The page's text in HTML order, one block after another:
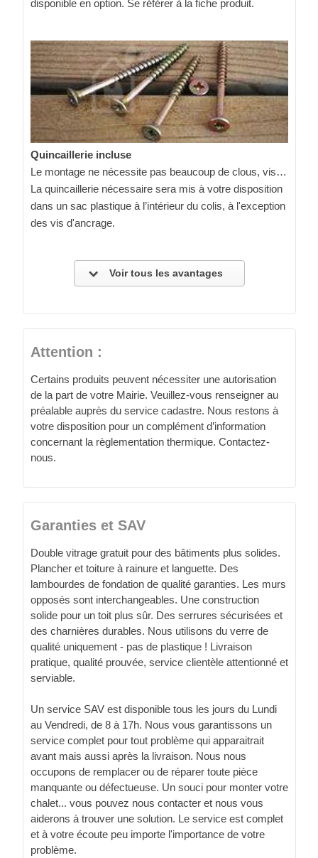
disponible en option. Se référer à la fiche produit.
Quincaillerie incluse
Le montage ne nécessite pas beaucoup de clous, vis…
La quincaillerie nécessaire sera mis à votre disposition
dans un sac plastique à l’intérieur du colis, à l'exception
des vis d'ancrage.
Voir tous les avantages
Attention :
Certains produits peuvent nécessiter une autorisation
de la part de votre Mairie. Veuillez-vous renseigner au
préalable auprès du service cadastre. Nous restons à
votre disposition pour un complément d’information
concernant la règlementation thermique. Contactez-
nous.
Garanties et SAV
Double vitrage gratuit pour des bâtiments plus solides.
Plancher et toiture à rainure et languette. Des
lambourdes de fondation de qualité garanties. Les murs
opposés sont interchangeables. Une construction
solide pour un toit plus sûr. Des serrures sécurisées et
des charnières durables. Nous utilisons du verre de
qualité uniquement - pas de plastique ! Livraison
pratique, qualité prouvée, service clientèle attentionné et
serviable.
Un service SAV est disponible tous les jours du Lundi
au Vendredi, de 8 à 17h. Nous vous garantissons un
service complet pour tout problème qui apparaitrait
avant mais aussi après la livraison. Nous nous
occupons de remplacer ou de réparer toute pièce
manquante ou défectueuse. Un souci pour monter votre
chalet... vous pouvez nous contacter et nous vous
aiderons à trouver une solution. Le service est complet
et à votre écoute peu importe l'importance de votre
problème.